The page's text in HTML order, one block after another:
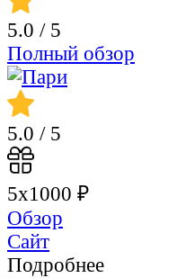
5.0 / 5
Полный обзор
5.0 / 5
5х1000 ₽
Обзор
Сайт
Подробнее